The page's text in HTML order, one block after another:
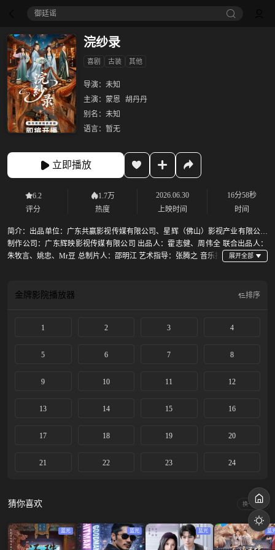
御廷谣‎
浣纱录
喜剧 古装 其他
导演： 未知
主演： 蒙恩 胡丹丹
别名： 未知
语言： 暂无
立即播放
6.2
评分
1.7万
热度
2026.06.30
上映时间
16分58秒
时间
简介： 出品单位：广东共赢影视传媒有限公司、星辉（佛山）影视产业有限公司
制作公司：广东辉映影视传媒有限公司 出品人：霍志健、周伟全 联合出品人：
朱牧言、姚忠、Mr豆 总制片人：邵明江 艺术指导：张腾之 音乐指
视频 选角团队：一丁选角 选角导演：小宇 演员统筹：王孜繁 演员副导演：小天
金牌影院播放器 排序
1 2 3 4
5 6 7 8
9 10 11 12
13 14 15 16
17 18 19 20
21 22 23 24
猜你喜欢 换一换
蓝光 蓝光 蓝光 蓝